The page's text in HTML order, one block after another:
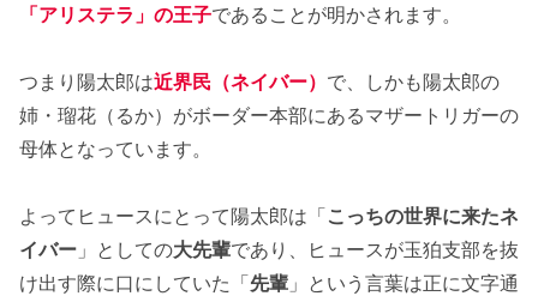
「アリステラ」の王子であることが明かされます。
つまり陽太郎は近界民（ネイバー） で、しかも陽太郎の
姉・瑠花（るか）がボーダー本部にあるマザートリガーの
母体となっています。
よってヒュースにとって陽太郎は「こっちの世界に来たネ
イバー 」としての大先輩であり、ヒュースが玉狛支部を抜
け出す際に口にしていた「先輩 」という言葉は正に文字通